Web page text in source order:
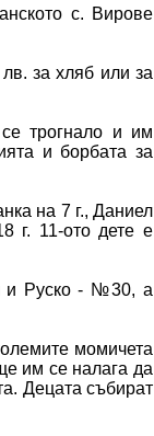
с. Вирове
за хляб или за
трогнало и им
и борбата за
на 7 г., Даниел
г. 11-ото дете е
и Руско - №30, а
момичета
им се налага да
Децата събират